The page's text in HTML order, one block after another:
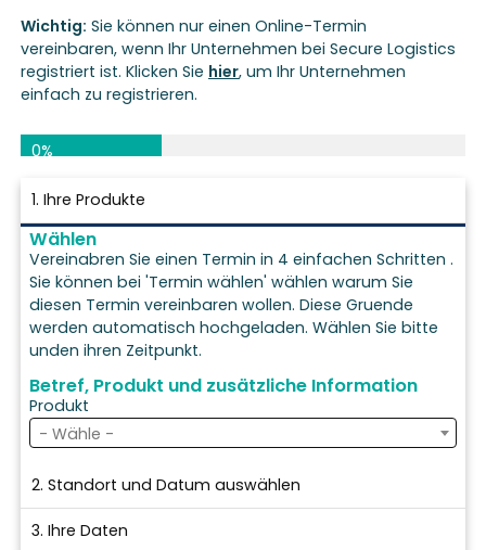
Wichtig: Sie können nur einen Online-Termin
vereinbaren, wenn Ihr Unternehmen bei Secure Logistics
registriert ist. Klicken Sie hier, um Ihr Unternehmen
einfach zu registrieren.
0%
1. Ihre Produkte
Wählen
Vereinabren Sie einen Termin in 4 einfachen Schritten .
Sie können bei 'Termin wählen' wählen warum Sie
diesen Termin vereinbaren wollen. Diese Gruende
werden automatisch hochgeladen. Wählen Sie bitte
unden ihren Zeitpunkt.
Betref, Produkt und zusätzliche Information
Produkt
- Wähle -
2. Standort und Datum auswählen
3. Ihre Daten